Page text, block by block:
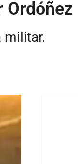
Ordóñez
militar.